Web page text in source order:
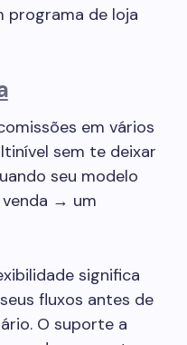
programa de loja
em vários
sem te deixar
seu modelo
venda → um
significa
fluxos antes de
O suporte a